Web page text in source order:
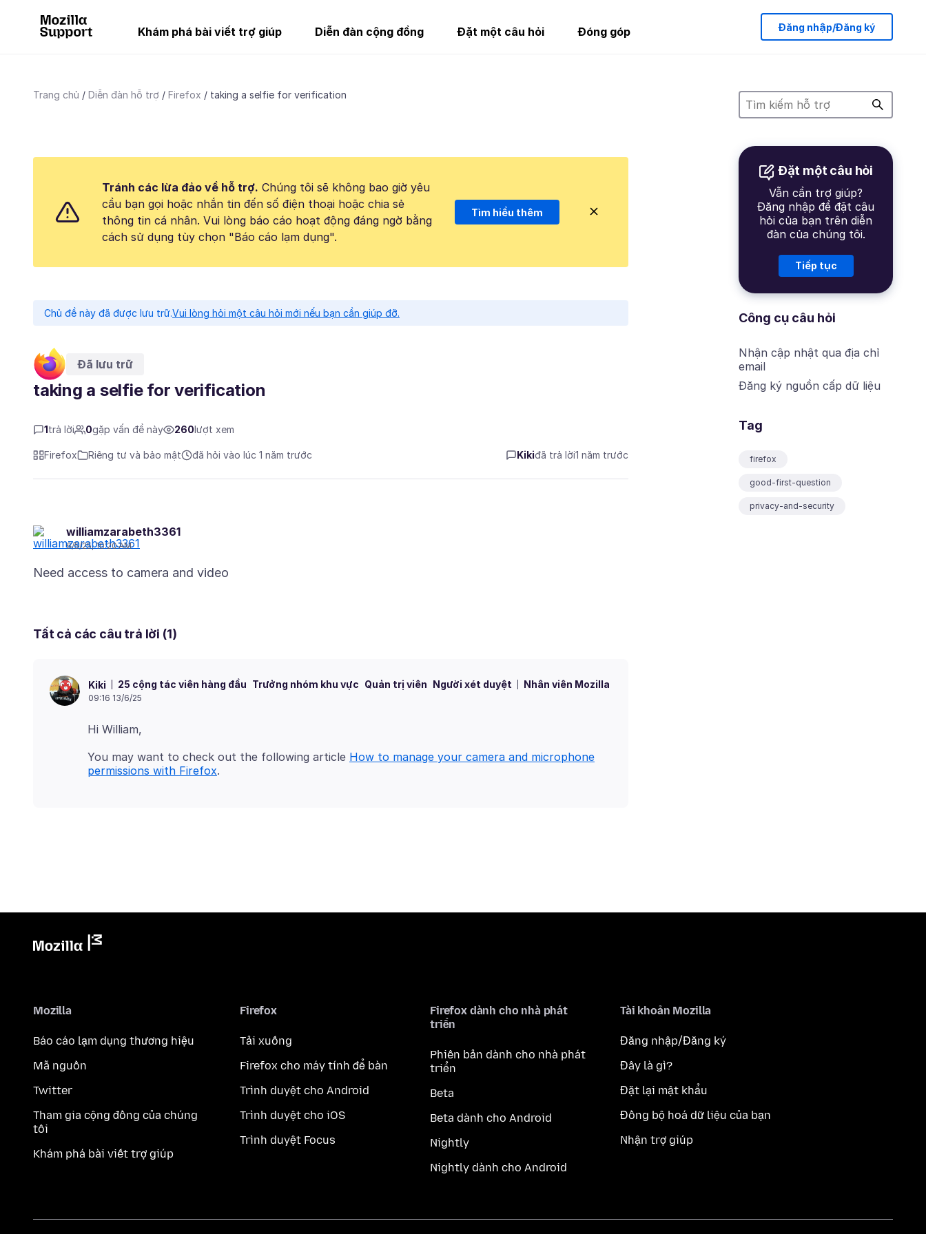
Khám phá bài viết trợ giúp Diễn đàn cộng đồng Đặt một câu hỏi Đóng góp Đăng nhập/Đăng ký
Trang chủ Diễn đàn hỗ trợ Firefox taking a selfie for verification
Đặt một câu hỏi
Vẫn cần trợ giúp?
Đăng nhập để đặt câu
hỏi của bạn trên diễn
đàn của chúng tôi.
Tiếp tục
Công cụ câu hỏi
Nhận cập nhật qua địa chỉ
email
Đăng ký nguồn cấp dữ liệu
Tag
firefox
good-first-question
privacy-and-security
Tránh các lừa đảo về hỗ trợ. Chúng tôi sẽ không bao giờ yêu
cầu bạn gọi hoặc nhắn tin đến số điện thoại hoặc chia sẻ
thông tin cá nhân. Vui lòng báo cáo hoạt động đáng ngờ bằng
cách sử dụng tùy chọn "Báo cáo lạm dụng".
Tìm hiểu thêm
Chủ đề này đã được lưu trữ.Vui lòng hỏi một câu hỏi mới nếu bạn cần giúp đỡ.
Đã lưu trữ
taking a selfie for verification
1 trả lời 0gặp vấn đề này 260 lượt xem
Firefox Riêng tư và bảo mật đã hỏi vào lúc 1 năm trước Kikiđã trả lời1 năm trước
williamzarabeth3361
6/5/25, 10:20 AM
Tất cả các câu trả lời (1)
Kiki 25 cộng tác viên hàng đầu Trưởng nhóm khu vực Quản trị viên Người xét duyệt Nhân viên Mozilla
09:16 13/6/25
You may want to check out the following article How to manage your camera and microphone
permissions with Firefox
Mozilla
Báo cáo lạm dụng thương hiệu
Mã nguồn
Twitter
Tham gia cộng đồng của chúng
tôi
Khám phá bài viết trợ giúp
Firefox
Tải xuống
Firefox cho máy tính để bàn
Trình duyệt cho Android
Trình duyệt cho iOS
Trình duyệt Focus
Firefox dành cho nhà phát
triển
Phiên bản dành cho nhà phát
triển
Beta
Beta dành cho Android
Nightly
Nightly dành cho Android
Tài khoản Mozilla
Đăng nhập/Đăng ký
Đây là gì?
Đặt lại mật khẩu
Đồng bộ hoá dữ liệu của bạn
Nhận trợ giúp